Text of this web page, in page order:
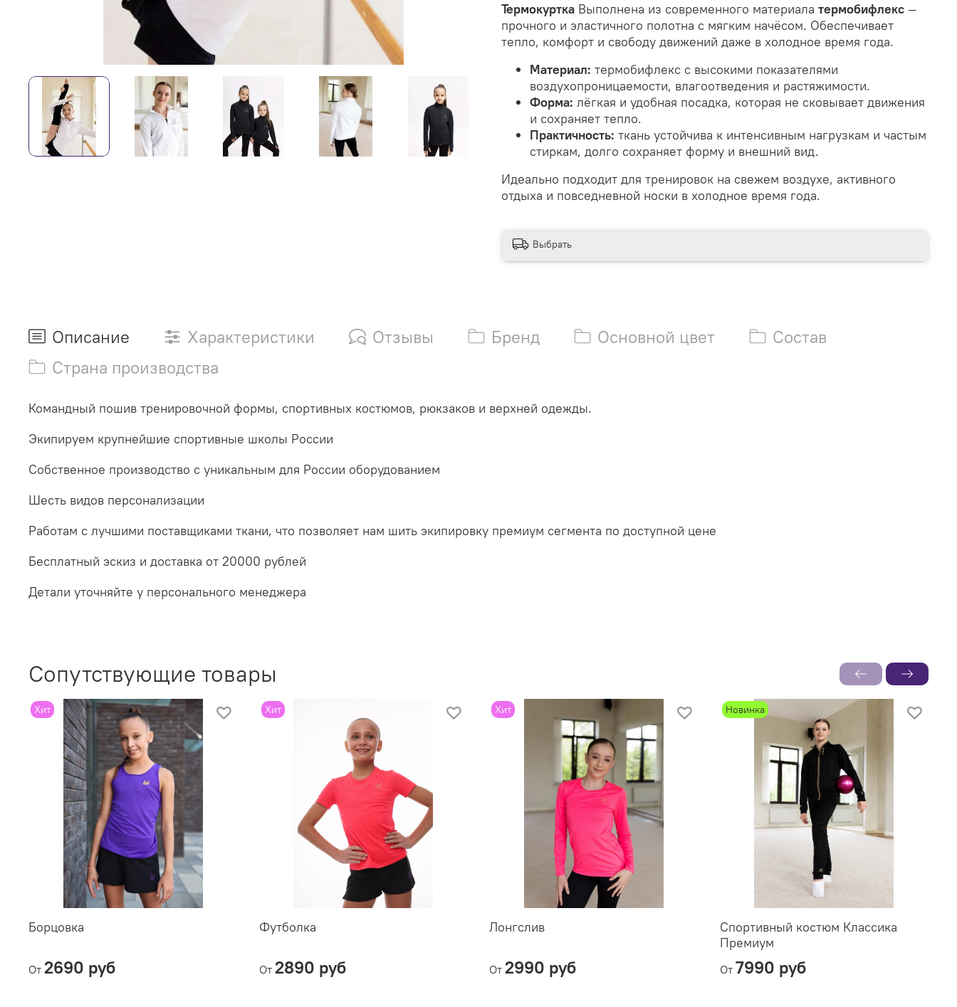
Термокуртка Выполнена из современного материала термобифлекс —
прочного и эластичного полотна с мягким начёсом. Обеспечивает
тепло, комфорт и свободу движений даже в холодное время года.
Материал: термобифлекс с высокими показателями
воздухопроницаемости, влагоотведения и растяжимости.
Форма: лёгкая и удобная посадка, которая не сковывает движения
и сохраняет тепло.
Практичность: ткань устойчива к интенсивным нагрузкам и частым
стиркам, долго сохраняет форму и внешний вид.
Идеально подходит для тренировок на свежем воздухе, активного
отдыха и повседневной носки в холодное время года.
Выбрать
Описание Характеристики Отзывы Бренд Основной цвет
Состав
Страна производства
Командный пошив тренировочной формы, спортивных костюмов, рюкзаков и верхней одежды.
Экипируем крупнейшие спортивные школы России
Собственное производство с уникальным для России оборудованием
Шесть видов персонализации
Работам с лучшими поставщиками ткани, что позволяет нам шить экипировку премиум сегмента по доступной цене
Бесплатный эскиз и доставка от 20000 рублей
Детали уточняйте у персонального менеджера
Сопутствующие товары
Хит
Борцовка
От 2690 руб
Хит
Футболка
От 2890 руб
Хит
Лонгслив
От 2990 руб
Новинка
Спортивный костюм Классика
Премиум
От 7990 руб